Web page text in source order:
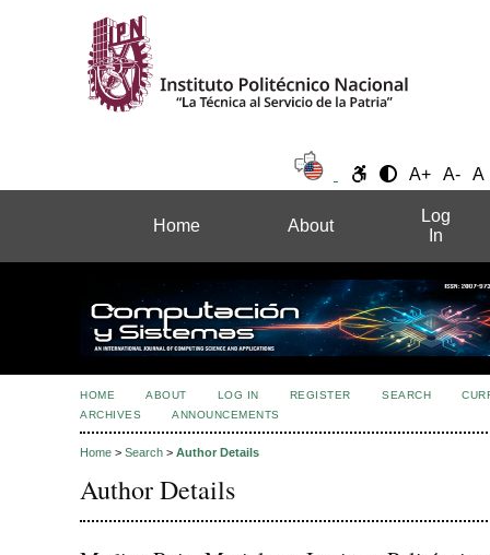
A+ A- A
Home About
Log
In
HOME ABOUT LOG IN REGISTER SEARCH
ARCHIVES
ANNOUNCEMENTS
Home > Search > Author Details
Author Details